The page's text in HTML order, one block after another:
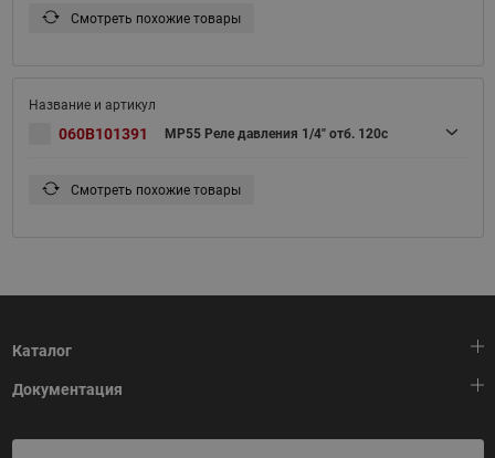
Смотреть похожие товары
060B101391 MP55 Реле давления 1/4" отб. 120с
Смотреть похожие товары
Каталог
Тепловая автоматика
Холодильная техника
Документация
HeatPlatform (Тепловая платформа)